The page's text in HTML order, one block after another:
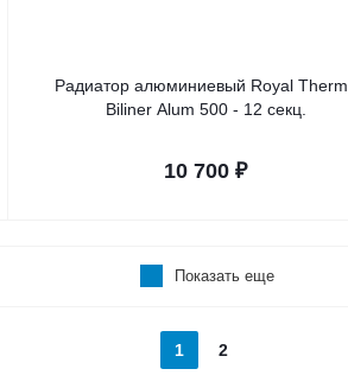
Радиатор алюминиевый Royal
Biliner Alum 500 - 12 секц.
10 700 ₽
Показать еще
1 2